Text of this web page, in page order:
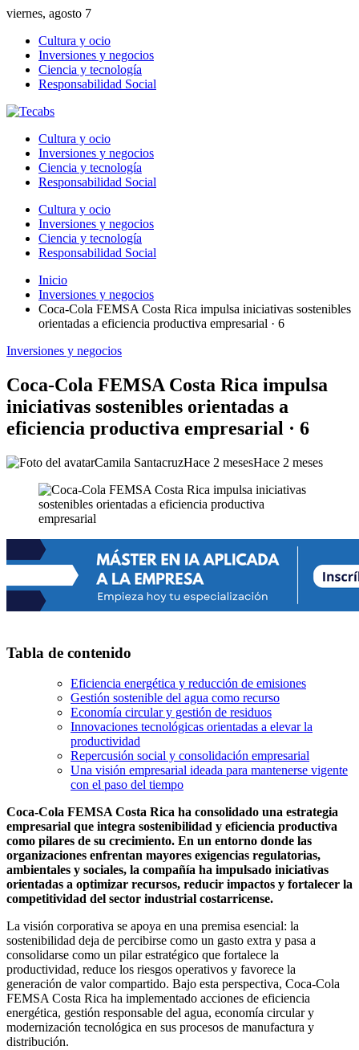
viernes, agosto 7
Cultura y ocio
Inversiones y negocios
Ciencia y tecnología
Responsabilidad Social
Cultura y ocio
Inversiones y negocios
Ciencia y tecnología
Responsabilidad Social
Cultura y ocio
Inversiones y negocios
Ciencia y tecnología
Responsabilidad Social
Inicio
Inversiones y negocios
Coca-Cola FEMSA Costa Rica impulsa iniciativas sostenibles
orientadas a eficiencia productiva empresarial · 6
Inversiones y negocios
Coca-Cola FEMSA Costa Rica impulsa
iniciativas sostenibles orientadas a
eficiencia productiva empresarial · 6
Camila SantacruzHace 2 mesesHace 2 meses
Tabla de contenido
Eficiencia energética y reducción de emisiones
Gestión sostenible del agua como recurso
Economía circular y gestión de residuos
Innovaciones tecnológicas orientadas a elevar la
productividad
Repercusión social y consolidación empresarial
Una visión empresarial ideada para mantenerse vigente
con el paso del tiempo
Coca-Cola FEMSA Costa Rica ha consolidado una estrategia
empresarial que integra sostenibilidad y eficiencia productiva
como pilares de su crecimiento. En un entorno donde las
organizaciones enfrentan mayores exigencias regulatorias,
ambientales y sociales, la compañía ha impulsado iniciativas
orientadas a optimizar recursos, reducir impactos y fortalecer la
competitividad del sector industrial costarricense.
La visión corporativa se apoya en una premisa esencial: la
sostenibilidad deja de percibirse como un gasto extra y pasa a
consolidarse como un pilar estratégico que fortalece la
productividad, reduce los riesgos operativos y favorece la
generación de valor compartido. Bajo esta perspectiva, Coca-Cola
FEMSA Costa Rica ha implementado acciones de eficiencia
energética, gestión responsable del agua, economía circular y
modernización tecnológica en sus procesos de manufactura y
distribución.